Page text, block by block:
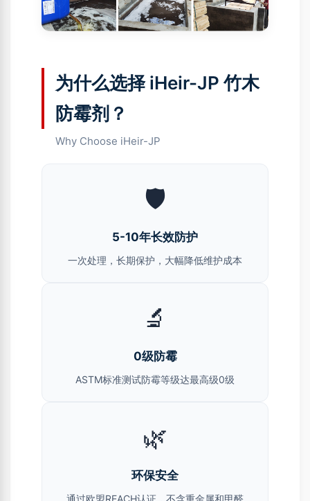
为什么选择 iHeir-JP 竹木
防霉剂？
Why Choose iHeir-JP
🛡️
5-10年长效防护
一次处理，长期保护，大幅降低维护成本
🔬
0级防霉
ASTM标准测试防霉等级达最高级0级
🌿
环保安全
通过欧盟REACH认证，不含重金属和甲醛